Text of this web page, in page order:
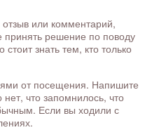
или комментарий,
решение по поводу
знать тем, кто только
от посещения. Напишите
что запомнилось, что
Если вы ходили с